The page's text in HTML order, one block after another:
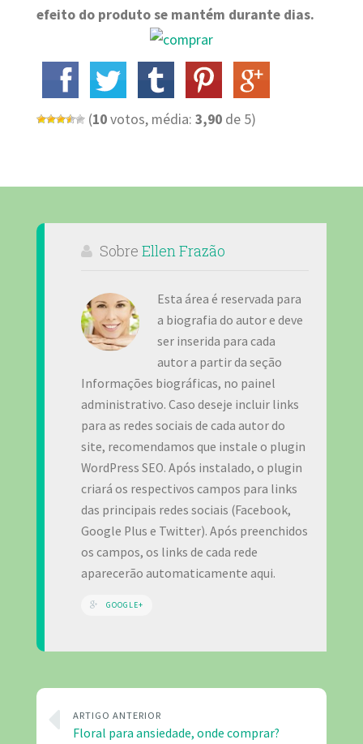
efeito do produto se mantém durante dias.
(10votos, média: 3,90de 5)
Sobre Ellen Frazão
Esta área é reservada para
a biografia do autor e deve
ser inserida para cada
autor a partir da seção
Informações biográficas, no painel
administrativo. Caso deseje incluir links
para as redes sociais de cada autor do
site, recomendamos que instale o plugin
WordPress SEO. Após instalado, o plugin
criará os respectivos campos para links
das principais redes sociais (Facebook,
Google Plus e Twitter). Após preenchidos
os campos, os links de cada rede
aparecerão automaticamente aqui.
GOOGLE+
ARTIGO ANTERIOR
Floral para ansiedade, onde comprar?